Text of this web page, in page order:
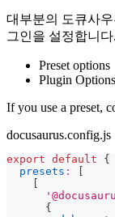
대부분의 도큐사
그인을 설정합니다.
Preset options
Plugin Options
If you use a preset,
docusaurus.config.js
export default
{
presets :
{